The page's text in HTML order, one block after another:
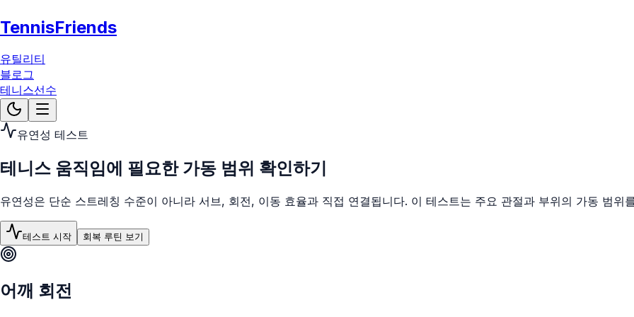
TennisFriends
유틸리티
블로그
테니스선수
유연성 테스트
테니스 움직임에 필요한 가동 범위 확인하기
유연성은 단순 스트레칭 수준이 아니라 서브, 회전, 이동 효율과 직접 연결됩니다. 이 테스트는 주요 관절과 부위의 가동 범위
테스트 시작 회복 루틴 보기
어깨 회전